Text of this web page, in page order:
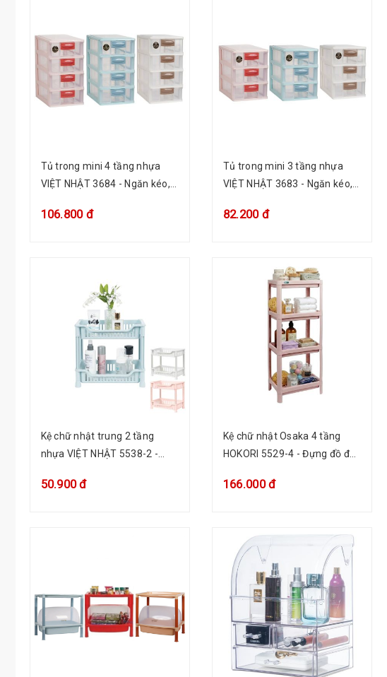
Tủ trong mini 4 tầng nhựa
VIỆT NHẬT 3684 - Ngăn kéo,
106.800 đ
Tủ trong mini 3 tầng nhựa
VIỆT NHẬT 3683 - Ngăn kéo,
82.200 đ
Kệ chữ nhật trung 2 tầng
nhựa VIỆT NHẬT 5538-2 -
phòng tắm
50.900 đ
Kệ chữ nhật Osaka 4 tầng
HOKORI 5529-4 - Đựng đồ đa
166.000 đ